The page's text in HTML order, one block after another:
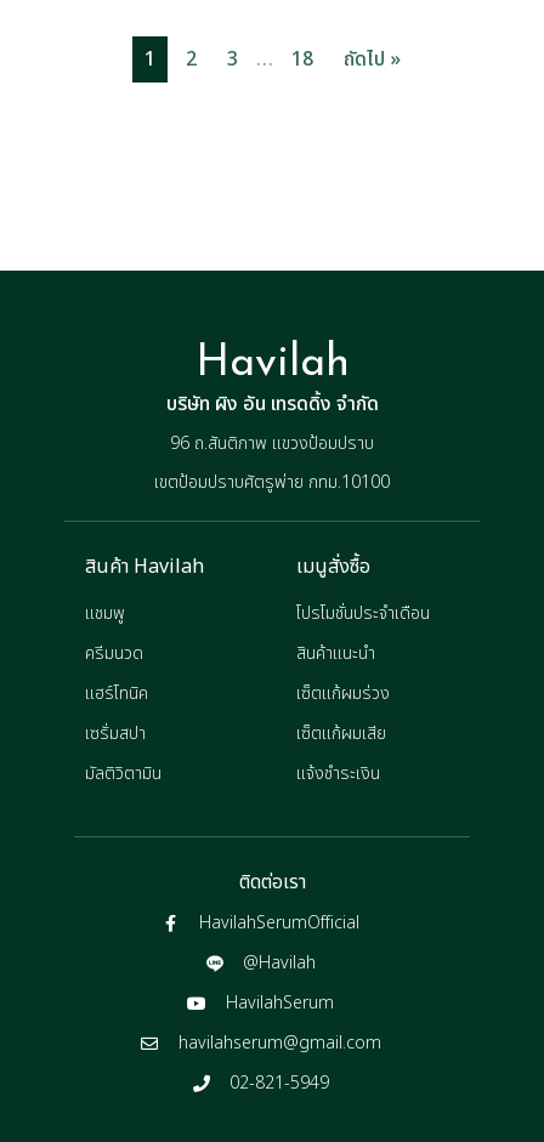
1 2 3 … 18 ถัดไป »
Havilah
บริษัท ผิง อัน เทรดดิ้ง จำกัด
96 ถ.สันติภาพ แขวงป้อมปราบ
เขตป้อมปราบศัตรูพ่าย กทม.10100
สินค้า Havilah
แชมพู
ครีมนวด
แฮร์โทนิค
เซรั่มสปา
มัลติวิตามิน
เมนูสั่งซื้อ
โปรโมชั่นประจำเดือน
สินค้าแนะนำ
เซ็ตแก้ผมร่วง
เซ็ตแก้ผมเสีย
แจ้งชำระเงิน
ติดต่อเรา
HavilahSerumOfficial
@Havilah
HavilahSerum
havilahserum@gmail.com
02-821-5949